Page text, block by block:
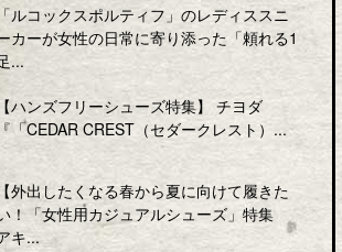
「ルコックスポルティフ」のレディススニ
カーが女性の日常に寄り添った「頼れる1
...
ハンズフリーシューズ特集】 チヨダ
『「CEDAR CREST（セダークレスト）...
外出したくなる春から夏に向けて履きた
！「女性用カジュアルシューズ」特集
キ...